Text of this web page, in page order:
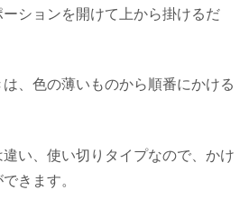
ションを開けて上から掛けるだ
、色の薄いものから順番にかける
い、使い切りタイプなので、かけ
きます。